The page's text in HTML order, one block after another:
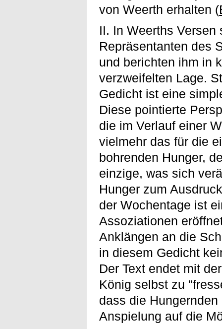
von Weerth erhalten (
II. In Weerths
Repräsentanten des
und berichten ihm in
verzweifelten Lage.
Gedicht ist eine
Diese pointierte
die im Verlauf einer
vielmehr das für die
bohrenden Hunger,
einzige, was sich
Hunger zum
der Wochentage ist
Assoziationen
Anklängen an die
in diesem Gedicht
Der Text endet mit
König selbst zu
dass die
Anspielung auf die